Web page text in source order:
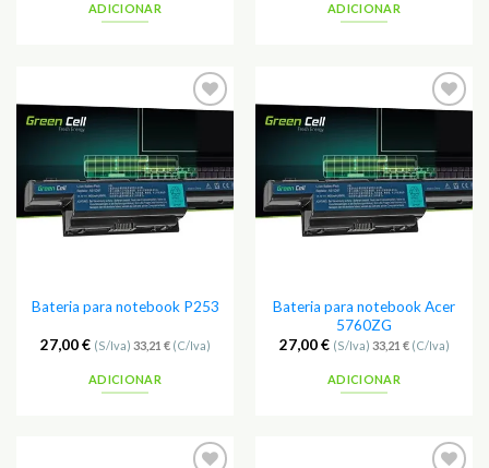
ADICIONAR ADICIONAR
Favoritos
Bateria para notebook P253
27,00€ (S/Iva) 33,21 €(C/Iva)
ADICIONAR
Favoritos
Bateria para notebook Acer
5760ZG
27,00€ (S/Iva) 33,21 €(C/Iva)
ADICIONAR